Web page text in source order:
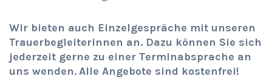
Wir bieten auch Einzelgespräche mit unseren
Trauerbegleiterinnen an. Dazu können Sie sich
jederzeit gerne zu einer Terminabsprache an
uns wenden.Alle Angebote sind kostenfrei!